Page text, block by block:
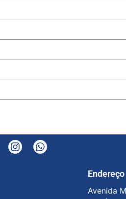
Endereço
Avenida